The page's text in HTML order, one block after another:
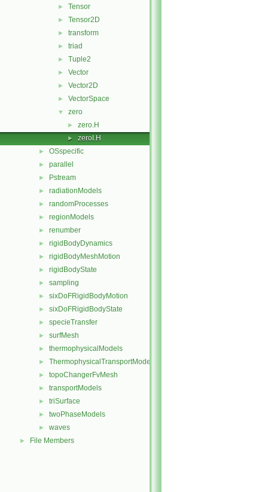
► Tensor
► Tensor2D
► transform
► triad
► Tuple2
► Vector
► Vector2D
► VectorSpace
▼ zero
► zero.H
► zeroI.H
► OSspecific
► parallel
► Pstream
► radiationModels
► randomProcesses
► regionModels
► renumber
► rigidBodyDynamics
► rigidBodyMeshMotion
► rigidBodyState
► sampling
► sixDoFRigidBodyMotion
► sixDoFRigidBodyState
► specieTransfer
► surfMesh
► thermophysicalModels
► ThermophysicalTransportModels
► topoChangerFvMesh
► transportModels
► triSurface
► twoPhaseModels
► waves
► File Members